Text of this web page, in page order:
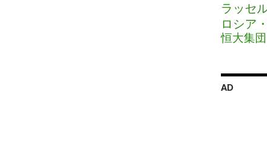
ラッセ
ロシア
恒大集
AD